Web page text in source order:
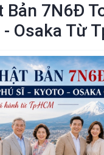
Bản 7N6Đ
Osaka Từ